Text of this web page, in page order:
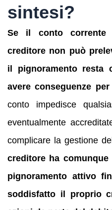
sintesi?
Se il conto
creditore non può
il pignoramento resta
avere conseguenze
conto impedisce
eventualmente
complicare la gestione
creditore ha
pignoramento attivo
soddisfatto il proprio